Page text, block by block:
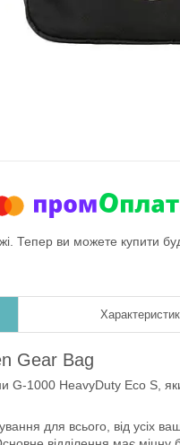
Тепер ви можете купити
Gear Bag
G-1000 HeavyDuty Eco S,
для всього, від усіх